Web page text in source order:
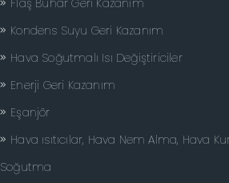
Kondens Suyu Geri Kazanım
Hava Soğutmalı Isı Değiştiriciler
Enerji Geri Kazanım
Eşanjör
Hava ısıtıcılar, Hava Nem Alma, Hava
Soğutma